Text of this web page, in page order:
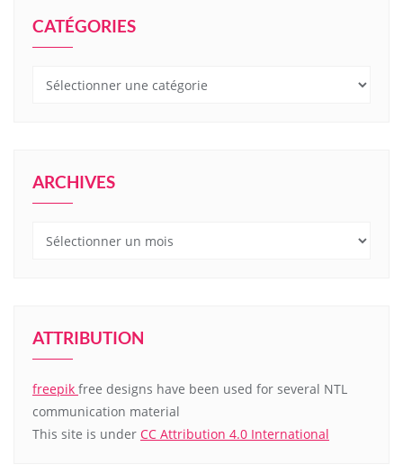
CATÉGORIES
Catégories
ARCHIVES
Archives
ATTRIBUTION
freepik free designs have been used for several NTL
communication material
This site is under CC Attribution 4.0 International